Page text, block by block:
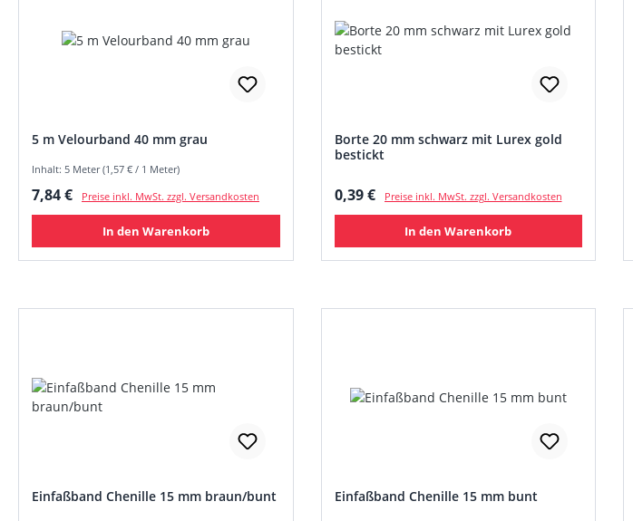
5 m Velourband 40 mm grau
Inhalt: 5 Meter (1,57 € / 1 Meter)
Regulärer Preis:
7,84 € Preise inkl. MwSt. zzgl. Versandkosten
In den Warenkorb
Borte 20 mm schwarz mit Lurex gold
bestickt
Regulärer Preis:
0,39 € Preise inkl. MwSt. zzgl. Versandkosten
In den Warenkorb
Einfaßband Chenille 15 mm braun/bunt Einfaßband Chenille 15 mm bunt